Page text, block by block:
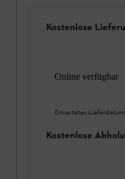
Kostenlose
Online verfügbar
Erwartetes Lieferdatum:
Kostenlose